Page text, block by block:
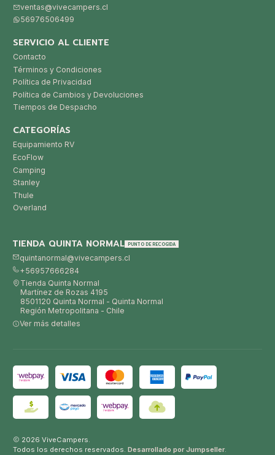
ventas@vivecampers.cl
56976506499
SERVICIO AL CLIENTE
Contacto
Términos y Condiciones
Política de Privacidad
Política de Cambios y Devoluciones
Tiempos de Despacho
CATEGORÍAS
Equipamiento RV
EcoFlow
Camping
Stanley
Thule
Overland
TIENDA QUINTA NORMAL PUNTO DE RECOGIDA
quintanormal@vivecampers.cl
+56957666284
Tienda Quinta Normal
Martínez de Rozas 4195
8501120 Quinta Normal - Quinta Normal
Región Metropolitana - Chile
Ver más detalles
2026 ViveCampers.
Todos los derechos reservados. Desarrollado por Jumpseller.